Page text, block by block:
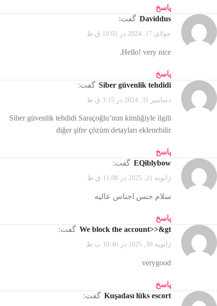
پاسخ
Daviddus
گفت:
جولای 17, 2024 در 10:01 ق.ظ
Hello! very nice.
پاسخ
Siber güvenlik tehdidi
گفت:
دسامبر 31, 2024 در 3:15 ق.ظ
Siber güvenlik tehdidi Saraçoğlu’nun kimliğiyle ilgili
diğer şifre çözüm detayları eklenebilir
پاسخ
EQiblybow
گفت:
ژانویه 21, 2025 در 11:08 ق.ظ
سلام جنس اجناس عالیه
پاسخ
We block the account>>&gt
گفت:
ژانویه 30, 2025 در 10:46 ب.ظ
verygood
پاسخ
Kuşadası lüks escort
گفت: